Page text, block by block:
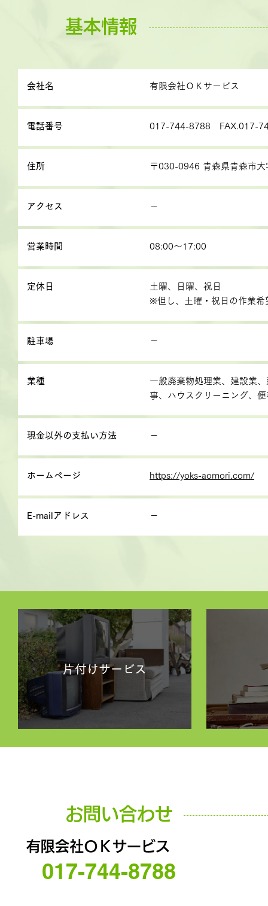
基本情報
会社名 有限会社ＯＫサービス
電話番号 017-744-8788 FAX.017-
住所 〒030-0946 青森県青森市
アクセス －
営業時間 08:00～17:00
定休日
土曜、日曜、祝日
※但し、土曜・祝日の作業希
駐車場 －
業種
一般廃棄物処理業、建設業
事、ハウスクリーニング、
現金以外の支払い方法 －
ホームページ https://yoks-aomori.com/
E-mailアドレス －
片付けサービス
お問い合わせ
有限会社ＯＫサービス
017-744-8788